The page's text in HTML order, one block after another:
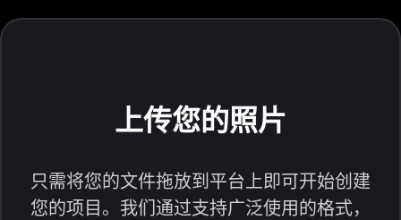
上传您的照片
只需将您的文件拖放到平台上即可开始创建
您的项目。我们通过支持广泛使用的格式，